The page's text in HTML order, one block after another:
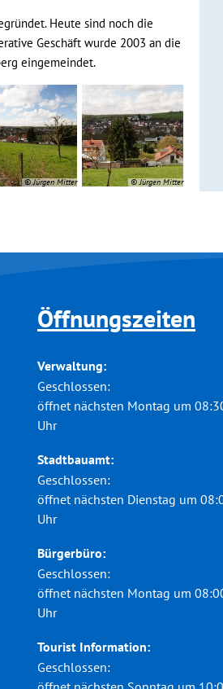
Heute sind noch die
Geschäft wurde 2003 an die
eingemeindet.
© Jürgen Mitter © Jürgen Mitter
Öffnungszeiten
Verwaltung:
Klicken, um weitere Öffnungs-
Geschlossen:
öffnet nächsten Montag um
Uhr
Stadtbauamt:
Klicken, um weitere Öffnungs-
Geschlossen:
öffnet nächsten Dienstag um
Uhr
Bürgerbüro:
Klicken, um weitere Öffnungs-
Geschlossen:
öffnet nächsten Montag um
Uhr
Tourist Information:
Klicken, um weitere Öffnungs-
Geschlossen: